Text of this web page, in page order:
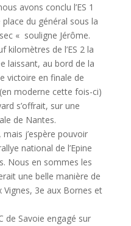
avons conclu l’ES 1
du général sous la
« souligne Jérôme.
kilomètres de l’ES 2 la
laissant, au bord de la
victoire en finale de
moderne cette fois-ci)
s’offrait, sur une
de Nantes.
j’espère pouvoir
national de l’Epine
Nous en sommes les
une belle manière de
Vignes, 3e aux Bornes et
de Savoie engagé sur